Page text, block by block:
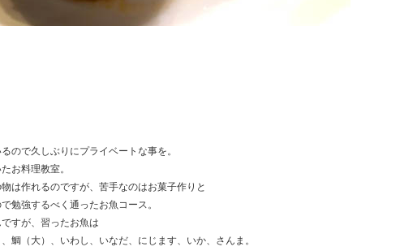
ので久しぶりにプライベートな事を。
お料理教室。
は作れるのですが、苦手なのはお菓子作りと
勉強するべく通ったお魚コース。
すが、習ったお魚は
鯛（大）、いわし、いなだ、にじます、いか、さんま。